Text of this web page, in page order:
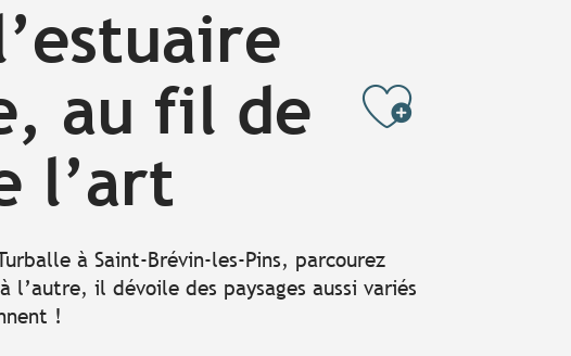
au fil de
l’art
à Saint-Brévin-les-Pins, parcourez
l’autre, il dévoile des paysages aussi variés
!